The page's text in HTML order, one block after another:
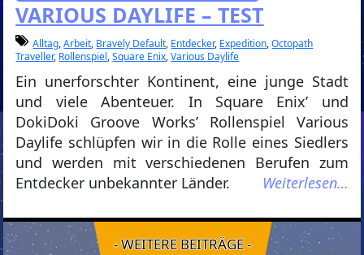
VARIOUS DAYLIFE – TEST
Alltag,Arbeit, Bravely Default, Entdecker, Expedition,Octopath
Traveller, Rollenspiel,Square Enix,Various Daylife
Ein unerforschter Kontinent, eine junge Stadt
und viele Abenteuer. In Square Enix’ und
DokiDoki Groove Works’ Rollenspiel Various
Daylife schlüpfen wir in die Rolle eines Siedlers
und werden mit verschiedenen Berufen zum
Entdecker unbekannter Länder.
Weiterlesen…
- WEITERE BEITRÄGE -